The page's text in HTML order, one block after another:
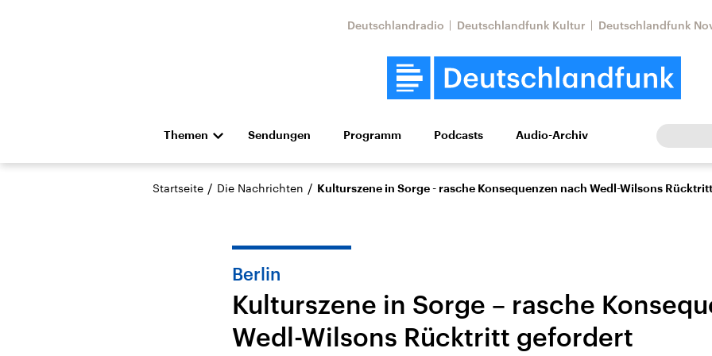
Deutschlandradio Deutschlandfunk Kultur Deutschlandfunk
Themen
Die Nachrichten Politik Wirtschaft Wissen Kultur Europa
Hörspiel und Feature Musik
Landtagswahl Sachsen-
Anhalt 2026
USA
Aktuelle Beiträge,
Nahostkonflikt
Aktuelle Lage und
Iran
Aktuelle Lage und
Sendungen Programm Podcasts Audio-Archiv
Startseite / Die Nachrichten / Kulturszene in Sorge - rasche Konsequenzen nach Wedl-Wilsons
Berlin
Kulturszene in Sorge – rasche
Wedl-Wilsons Rücktritt gefordert